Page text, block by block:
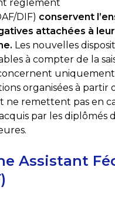
règlement
DIF) conservent
attachées à leur
Les nouvelles
à compter de la
uniquement
organisées à partir
ne remettent pas en
par les diplômés
Assistant